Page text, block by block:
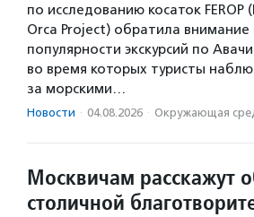
по исследованию косаток FEROP
Orca Project) обратила внимание
популярности экскурсий по
во время которых туристы
за морскими…
Новости · 04.08.2026 · Окружающая
Москвичам расскажут
столичной